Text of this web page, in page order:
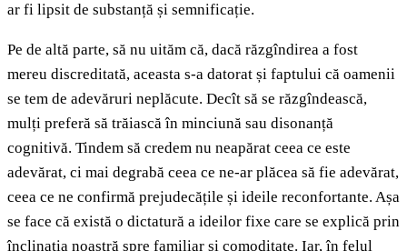
ar fi lipsit de substanță și semnificație.
Pe de altă parte, să nu uităm că, dacă răzgîndirea a fost
mereu discreditată, aceasta s-a datorat și faptului că oamenii
se tem de adevăruri neplăcute. Decît să se răzgîndească,
mulți preferă să trăiască în minciună sau disonanță
cognitivă. Tindem să credem nu neapărat ceea ce este
adevărat, ci mai degrabă ceea ce ne-ar plăcea să fie adevărat,
ceea ce ne confirmă prejudecățile și ideile reconfortante. Așa
se face că există o dictatură a ideilor fixe care se explică prin
înclinația noastră spre familiar și comoditate. Iar, în felul